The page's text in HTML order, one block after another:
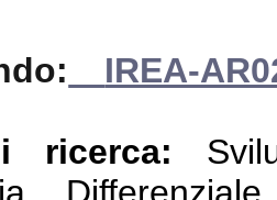
IREA-
ricerca: